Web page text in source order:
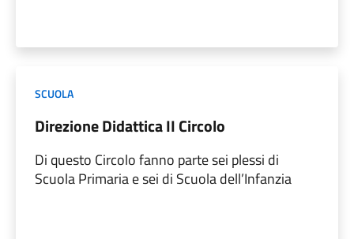
SCUOLA
Direzione Didattica II Circolo
Di questo Circolo fanno parte sei plessi di
Scuola Primaria e sei di Scuola dell’Infanzia